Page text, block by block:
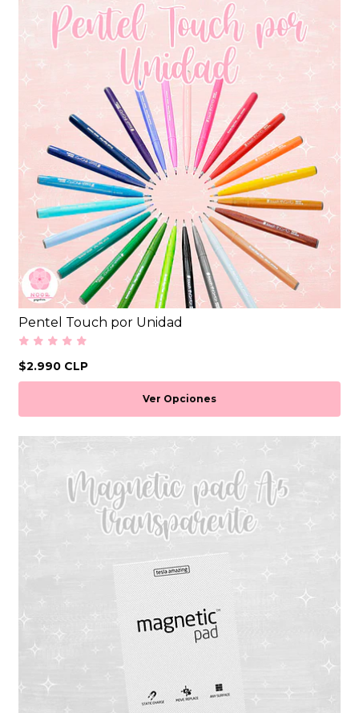
Pentel Touch por Unidad
$2.990 CLP
Ver Opciones